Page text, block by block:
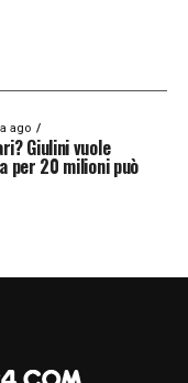
ago
Giulini vuole
per 20 milioni può